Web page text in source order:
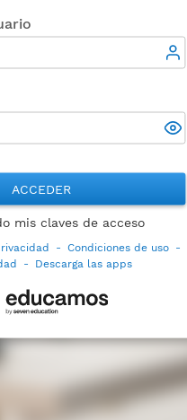
ACCEDER
mis claves de acceso
- Condiciones de uso -
- Descarga las apps